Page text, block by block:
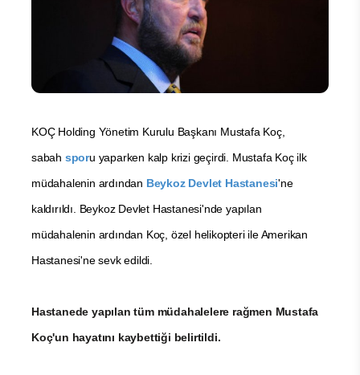
KOÇ Holding Yönetim Kurulu Başkanı Mustafa Koç,
sabah sporu yaparken kalp krizi geçirdi. Mustafa Koç ilk
müdahalenin ardından Beykoz Devlet Hastanesi'ne
kaldırıldı. Beykoz Devlet Hastanesi'nde yapılan
müdahalenin ardından Koç, özel helikopteri ile Amerikan
Hastanesi'ne sevk edildi.
Hastanede yapılan tüm müdahalelere rağmen Mustafa
Koç'un hayatını kaybettiği belirtildi.